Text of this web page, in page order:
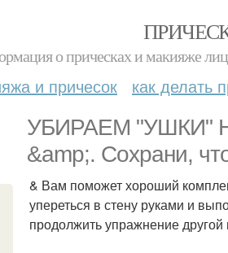
о прическах и макияже
и причесок как делать
УБИРАЕМ "УШКИ"
&amp;. Сохрани,
& Вам поможет хороший
упереться в стену руками и
продолжить упражнение другой